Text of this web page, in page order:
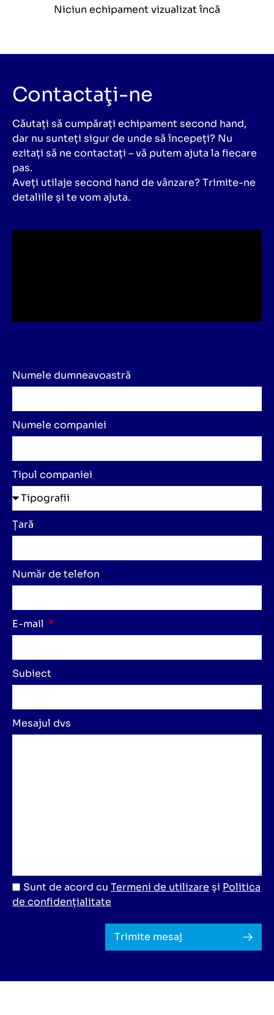
Niciun echipament vizualizat încă
Contactaţi-ne
Căutați să cumpărați echipament second hand,
dar nu sunteți sigur de unde să începeți? Nu
ezitați să ne contactați – vă putem ajuta la fiecare
pas.
Aveți utilaje second hand de vânzare? Trimite-ne
detaliile și te vom ajuta.
Numele dumneavoastră
Numele companiei
Tipul companiei
Țară
Număr de telefon
E-mail
Subiect
Mesajul dvs
Sunt de acord cu Termeni de utilizare și Politica
de confidențialitate
Trimite mesaj